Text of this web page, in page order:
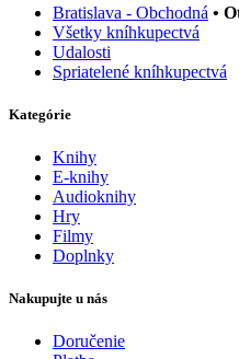
Bratislava - Obchodná •
Všetky kníhkupectvá
Udalosti
Spriatelené kníhkupectvá
Kategórie
Knihy
E-knihy
Audioknihy
Hry
Filmy
Doplnky
Nakupujte u nás
Doručenie